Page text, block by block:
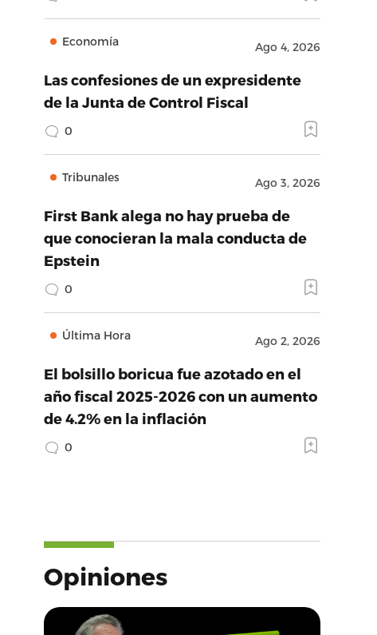
Economía Ago 4, 2026
Las confesiones de un expresidente
de la Junta de Control Fiscal
0
Tribunales Ago 3, 2026
First Bank alega no hay prueba de
que conocieran la mala conducta de
Epstein
0
Última Hora Ago 2, 2026
El bolsillo boricua fue azotado en el
año fiscal 2025-2026 con un aumento
de 4.2% en la inflación
0
Opiniones